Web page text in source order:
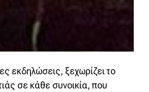
εκδηλώσεις, ξεχωρίζει το
σε κάθε συνοικία, που